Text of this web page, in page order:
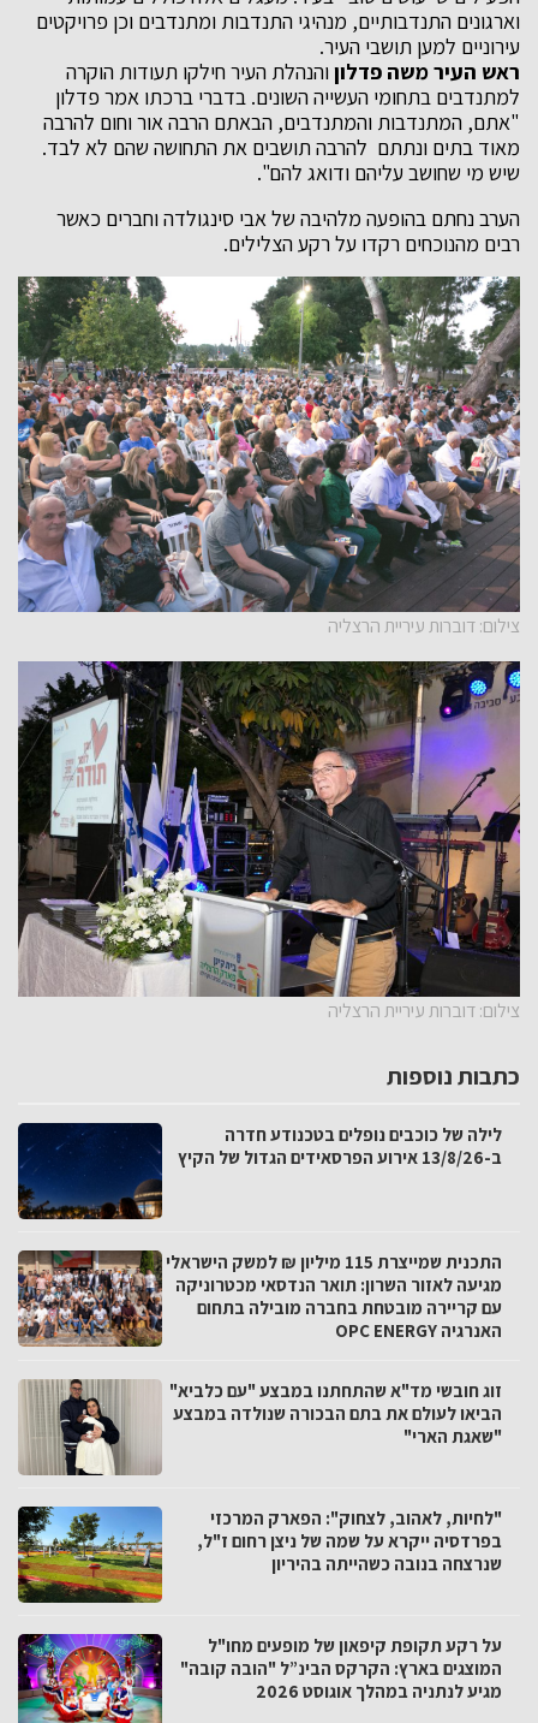
וארגונים התנדבותיים, מנהיגי התנדבות ומתנדבים וכן פרויקטים
עירוניים למען תושבי העיר.
ראש העיר משה פדלוןוהנהלת העיר חילקו תעודות הוקרה
למתנדבים בתחומי העשייה השונים. בדברי ברכתו אמר פדלון
"אתם, המתנדבות והמתנדבים, הבאתם הרבה אור וחום להרבה
מאוד בתים ונתתם להרבה תושבים את התחושה שהם לא לבד.
שיש מי שחושב עליהם ודואג להם".
הערב נחתם בהופעה מלהיבה של אבי סינגולדה וחברים כאשר
רבים מהנוכחים רקדו על רקע הצלילים.
צילום: דוברות עיריית הרצליה
צילום: דוברות עיריית הרצליה
כתבות נוספות
לילה של כוכבים נופלים בטכנודע חדרה
ב-13/8/26 אירוע הפרסאידים הגדול של הקיץ
התכנית שמייצרת 115 מיליון ₪ למשק הישראלי
מגיעה לאזור השרון: תואר הנדסאי מכטרוניקה
עם קריירה מובטחת בחברה מובילה בתחום
האנרגיה OPC ENERGY
זוג חובשי מד"א שהתחתנו במבצע "עם כלביא"
הביאו לעולם את בתם הבכורה שנולדה במבצע
"שאגת הארי"
"לחיות, לאהוב, לצחוק": הפארק המרכזי
בפרדסיה ייקרא על שמה של ניצן רחום ז"ל,
שנרצחה בנובה כשהייתה בהיריון
על רקע תקופת קיפאון של מופעים מחו"ל
המוצגים בארץ: הקרקס הבינ”ל "הובה קובה"
מגיע לנתניה במהלך אוגוסט 2026